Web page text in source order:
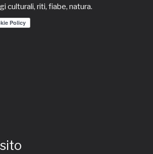
culturali, riti, fiabe, natura.